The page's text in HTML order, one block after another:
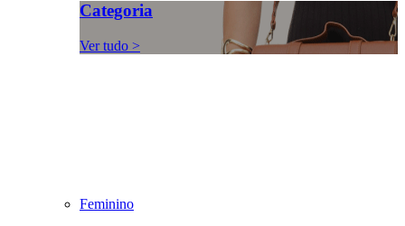
Categoria
Ver tudo >
Feminino